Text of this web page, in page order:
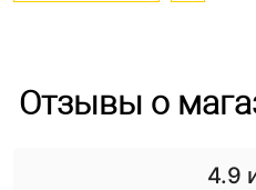
Отзывы о
4.9